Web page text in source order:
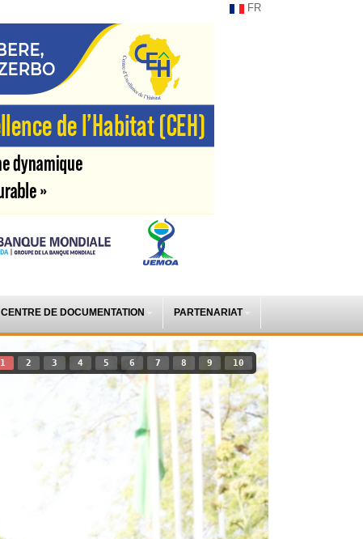
FR
CENTRE DE DOCUMENTATION PARTENARIAT
1 2 3 4 5 6 7 8 9 10